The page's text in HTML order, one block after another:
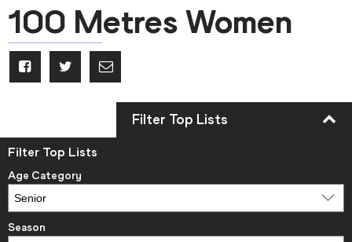
100 Metres Women
Filter Top Lists
Age Category
Season
Filter Top Lists